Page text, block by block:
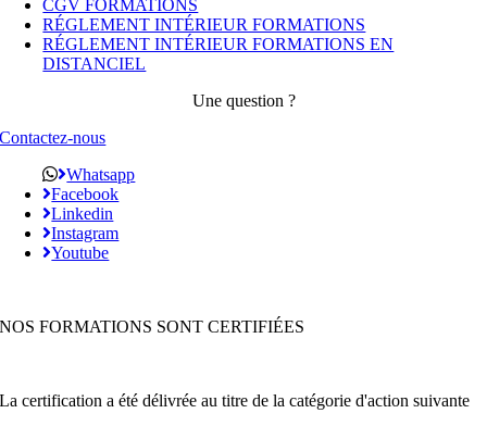
CGV FORMATIONS
RÉGLEMENT INTÉRIEUR FORMATIONS
RÉGLEMENT INTÉRIEUR FORMATIONS EN
DISTANCIEL
Une question ?
Contactez-nous
Whatsapp
Facebook
Linkedin
Instagram
Youtube
NOS FORMATIONS SONT CERTIFIÉES
La certification a été délivrée au titre de la catégorie d'action suivante